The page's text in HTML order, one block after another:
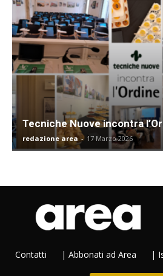
Tecniche Nuove incontra
redazione area - 17 Marzo 2026
Contatti | Abbonati ad Area |